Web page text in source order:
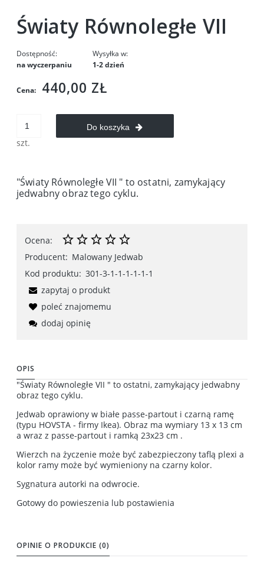
Światy Równoległe VII
Dostępność:
na wyczerpaniu
Wysyłka w:
1-2 dzień
Cena: 440,00 ZŁ
szt.
Do koszyka
"Światy Równoległe VII " to ostatni, zamykający
jedwabny obraz tego cyklu.
Ocena:
Producent: Malowany Jedwab
Kod produktu: 301-3-1-1-1-1-1-1
zapytaj o produkt
poleć znajomemu
dodaj opinię
OPIS
"Światy Równoległe VII " to ostatni, zamykający jedwabny
obraz tego cyklu.
Jedwab oprawiony w białe passe-partout i czarną ramę
(typu HOVSTA - firmy Ikea). Obraz ma wymiary 13 x 13 cm
a wraz z passe-partout i ramką 23x23 cm .
Wierzch na życzenie może być zabezpieczony taflą plexi a
kolor ramy może być wymieniony na czarny kolor.
Sygnatura autorki na odwrocie.
Gotowy do powieszenia lub postawienia
OPINIE O PRODUKCIE (0)